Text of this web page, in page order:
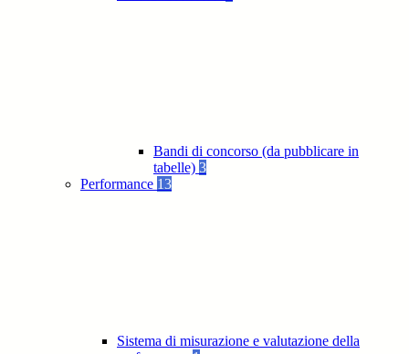
Bandi di concorso (da pubblicare in
tabelle) 3
Performance 13
Sistema di misurazione e valutazione della